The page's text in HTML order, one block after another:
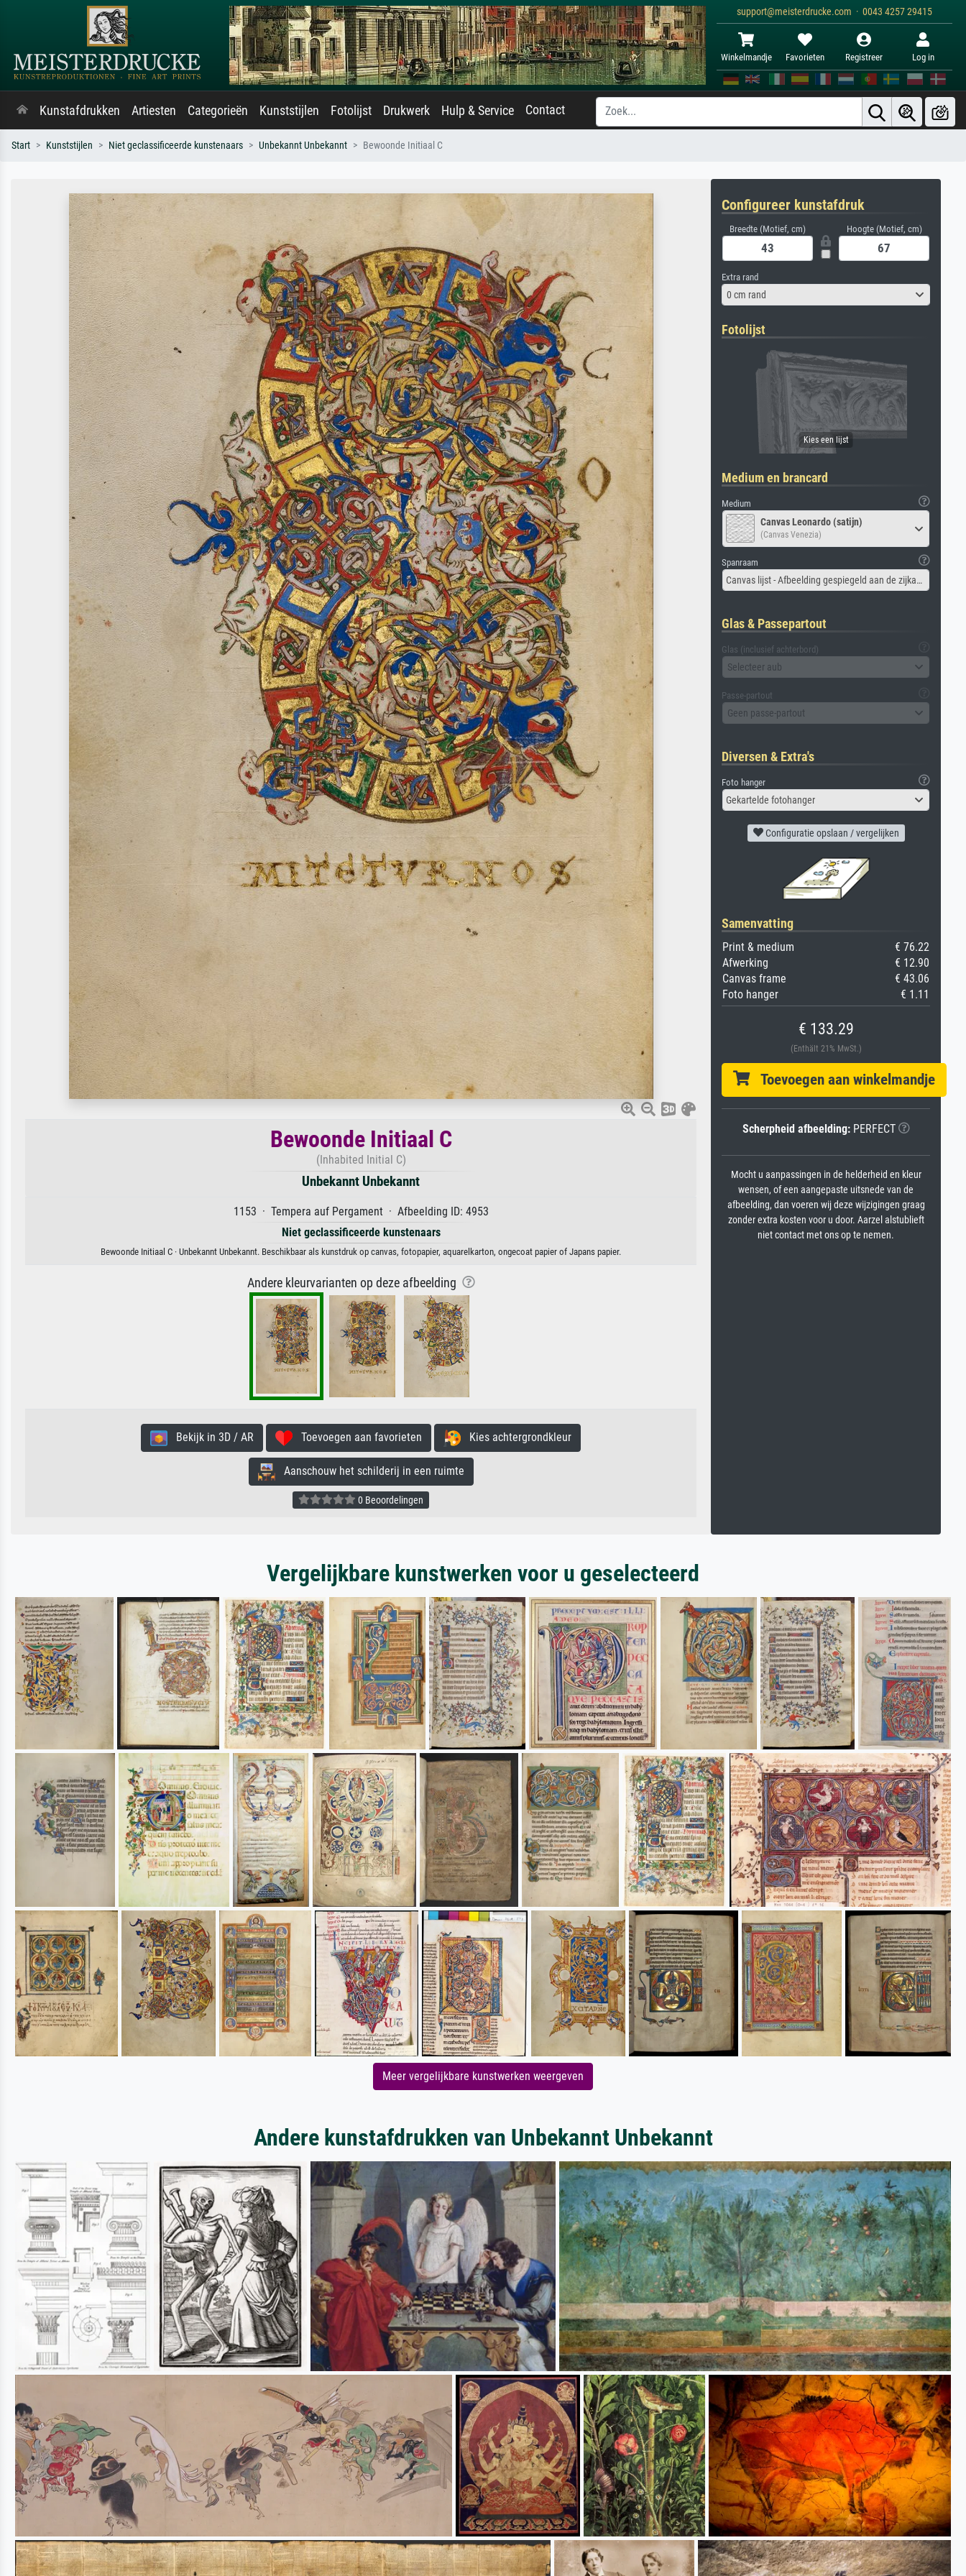
support@meisterdrucke.com · 0043 4257 29415
Winkelmandje Favorieten Registreer Log in
Kunstafdrukken Artiesten Categorieën Kunststijlen Fotolijst Drukwerk Hulp & Service Contact
Start Kunststijlen Niet geclassificeerde kunstenaars Unbekannt Unbekannt Bewoonde Initiaal C
Bewoonde Initiaal C
(Inhabited Initial C)
Unbekannt Unbekannt
1153 · Tempera auf Pergament · Afbeelding ID: 4953
Niet geclassificeerde kunstenaars
Bewoonde Initiaal C · Unbekannt Unbekannt. Beschikbaar als kunstdruk op canvas, fotopapier, aquarelkarton, ongecoat papier of Japans papier.
Andere kleurvarianten op deze afbeelding
Bekijk in 3D / AR Toevoegen aan favorieten Kies achtergrondkleur
Aanschouw het schilderij in een ruimte
0 Beoordelingen
Configureer kunstafdruk
Breedte (Motief, cm) Hoogte (Motief, cm)
Extra rand
0 cm rand
Fotolijst
Medium en brancard
Medium
Canvas Leonardo (satijn)
(Canvas Venezia)
Spanraam
Canvas lijst - Afbeelding gespiegeld aan de zijkant
Glas & Passepartout
Glas (inclusief achterbord)
Selecteer aub
Passe-partout
Geen passe-partout
Diversen & Extra's
Foto hanger
Gekartelde fotohanger
Configuratie opslaan / vergelijken
Samenvatting
Print & medium
€ 76.22
Afwerking
€ 12.90
Canvas frame
€ 43.06
Foto hanger
€ 1.11
€ 133.29
(Enthält 21% MwSt.)
Toevoegen aan winkelmandje
Scherpheid afbeelding:PERFECT
Mocht u aanpassingen in de helderheid en kleur
wensen, of een aangepaste uitsnede van de
afbeelding, dan voeren wij deze wijzigingen graag
zonder extra kosten voor u door. Aarzel alstublieft
niet contact met ons op te nemen.
Vergelijkbare kunstwerken voor u geselecteerd
Meer vergelijkbare kunstwerken weergeven
Andere kunstafdrukken van Unbekannt Unbekannt